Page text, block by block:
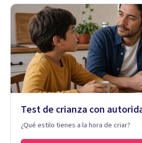
Test de crianza con
¿Qué estilo tienes a la hora de criar?